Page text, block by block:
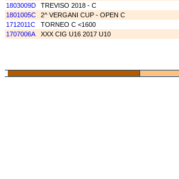
1803009D
TREVISO 2018 - C
1801005C
2^ VERGANI CUP - OPEN C
1712011C
TORNEO C <1600
1707006A
XXX CIG U16 2017 U10